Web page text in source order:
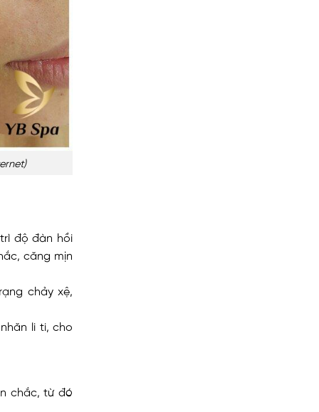
độ đàn hồi
căng mịn
chảy xệ,
li ti, cho
chắc, từ đó